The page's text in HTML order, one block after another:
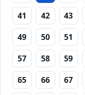
41
42 43
49
50 51
57
58 59
65
66 67